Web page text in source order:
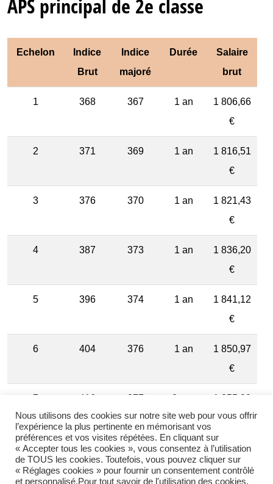
APS principal de 2e classe
Echelon
Indice
Brut
Indice
majoré
Durée
Salaire
brut
1 368 367 1 an
1 806,66
€
2 371 369 1 an
1 816,51
€
3 376 370 1 an
1 821,43
€
4 387 373 1 an
1 836,20
€
5 396 374 1 an
1 841,12
€
6 404 376 1 an
1 850,97
€
7 416 377 2 ans
1 855,89
€
8 430 385 2 ans
1 895,27
€
Nous utilisons des cookies sur notre site web pour vous offrir
l’expérience la plus pertinente en mémorisant vos
préférences et vos visites répétées. En cliquant sur
« Accepter tous les cookies », vous consentez à l’utilisation
de TOUS les cookies. Toutefois, vous pouvez cliquer sur
« Réglages cookies » pour fournir un consentement contrôlé
et personnalisé.Pour tout savoir de l'utilisation des cookies,